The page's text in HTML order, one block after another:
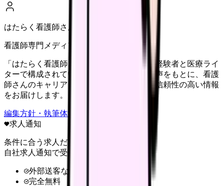
はたらく看護師さん編集部
看護師専門メディア
「はたらく看護師さん」編集部は、看護師経験者と医療ライ
ターで構成されています。現場のリアルな声をもとに、看護
師さんのキャリア・転職・働き方に関する信頼性の高い情報
をお届けします。
編集方針・執筆体制・監修体制を見る
求人通知
条件に合う求人だけ
自社求人通知で受け取る
外部送客なし
完全無料